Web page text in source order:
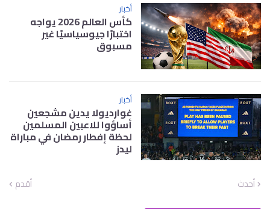
أخبار
كأس العالم 2026 يواجه
اختبارًا جيوسياسيًا غير
مسبوق
أخبار
غوارديولا يدين مشجعين
أساؤوا للاعبين المسلمين
لحظة إفطار رمضان في مباراة
ليدز
أحدث أقدم